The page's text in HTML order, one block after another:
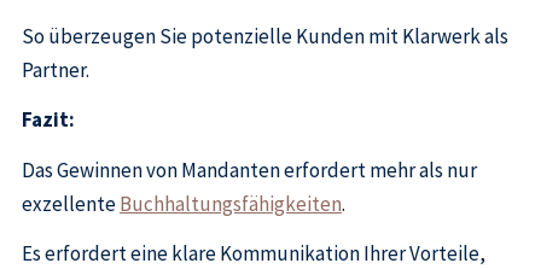
So überzeugen Sie potenzielle Kunden mit Klarwerk als
Partner.
Fazit:
Das Gewinnen von Mandanten erfordert mehr als nur
exzellenteBuchhaltungsfähigkeiten.
Es erfordert eine klare Kommunikation Ihrer Vorteile,